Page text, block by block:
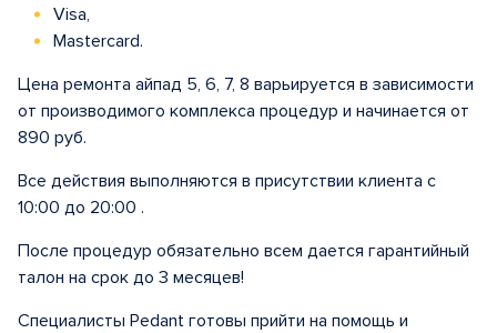
Visa,
Mastercard.
Цена ремонта айпад 5, 6, 7, 8 варьируется в зависимости
от производимого комплекса процедур и начинается от
890 руб.
Все действия выполняются в присутствии клиента с
10:00 до 20:00 .
После процедур обязательно всем дается гарантийный
талон на срок до 3 месяцев!
Специалисты Pedant готовы прийти на помощь и